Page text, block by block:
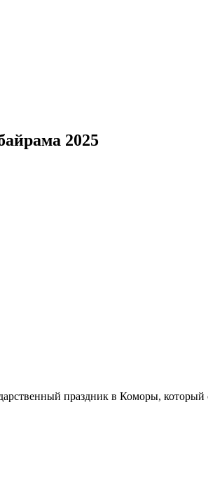
2025
праздник в Коморы, который